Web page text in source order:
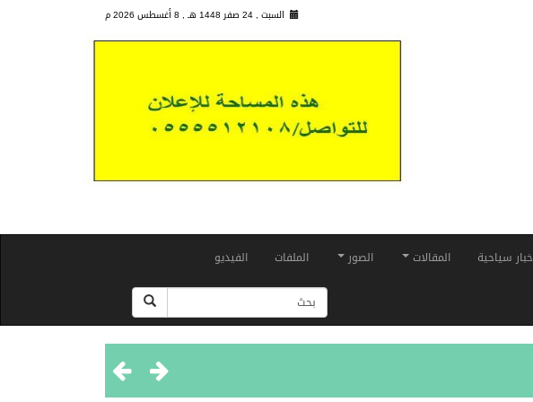
السبت , 24 صفر 1448 هـ , 8 أغسطس 2026 م
سياحية المقالات الصور الملفات الفيديو